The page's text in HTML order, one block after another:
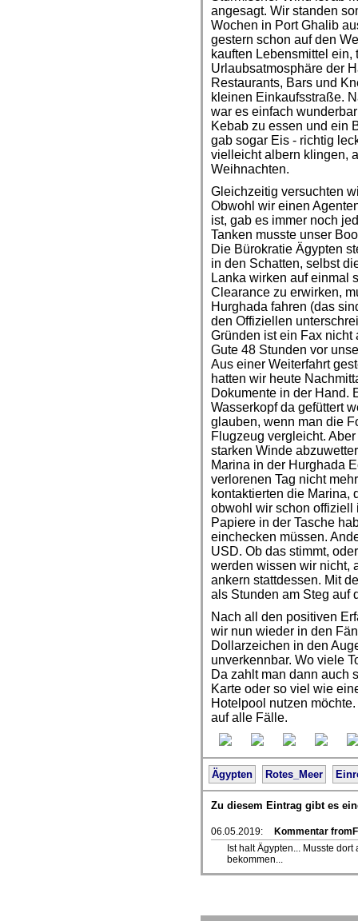
angesagt. Wir standen
Wochen in Port Ghalib
gestern schon auf den
kauften Lebensmittel
Urlaubsatmosphäre der
Restaurants, Bars und
kleinen Einkaufsstraße.
war es einfach
Kebab zu essen und ein
gab sogar Eis - richtig
vielleicht albern klingen,
Weihnachten.
Gleichzeitig versuchten
Obwohl wir einen
ist, gab es immer noch
Tanken musste unser
Die Bürokratie Ägypten
in den Schatten, selbst
Lanka wirken auf einmal
Clearance zu erwirken,
Hurghada fahren (das
den Offiziellen
Gründen ist ein Fax nicht
Gute 48 Stunden vor
Aus einer Weiterfahrt
hatten wir heute
Dokumente in der Hand.
Wasserkopf da gefüttert
glauben, wenn man die
Flugzeug vergleicht.
starken Winde
Marina in der Hurghada
verlorenen Tag nicht
kontaktierten die Marina,
obwohl wir schon offiziell
Papiere in der Tasche
einchecken müssen.
USD. Ob das stimmt,
werden wissen wir nicht,
ankern stattdessen. Mit
als Stunden am Steg auf
Nach all den positiven
wir nun wieder in den
Dollarzeichen in den
unverkennbar. Wo viele
Da zahlt man dann auch
Karte oder so viel wie
Hotelpool nutzen
auf alle Fälle.
Ägypten Rotes_Meer
Zu diesem Eintrag gibt es
06.05.2019:
Kommentar
Ist halt Ägypten... Musste
bekommen...